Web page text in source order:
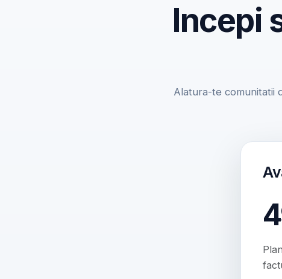
Incepi
Alatura-te comunitatii